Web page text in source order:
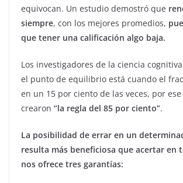
equivocan. Un estudio demostró que
siempre, con los mejores promedios,
que tener una calificación algo baja.
Los investigadores de la ciencia
el punto de equilibrio está cuando el
en un 15 por ciento de las veces, por
crearon “la regla del 85 por ciento”.
La posibilidad de errar en un
resulta más beneficiosa que acertar en
nos ofrece tres garantías: